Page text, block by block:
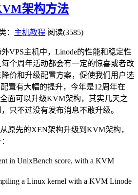
架构方法
： 主机教程 阅读(3585)
VPS主机中，Linode的性能和稳定性
个周年活动都会有一定的惊喜或者改
价和升级配置方案，促使我们用户选
置有大幅的提升，今年是12周年在
面可以升级KVM架构，其实几天之
只不过没有发布消息不敢升级。
原先的XEN架构升级到KVM架构，
in UnixBench score, with a KVM
a Linux kernel with a KVM Linode